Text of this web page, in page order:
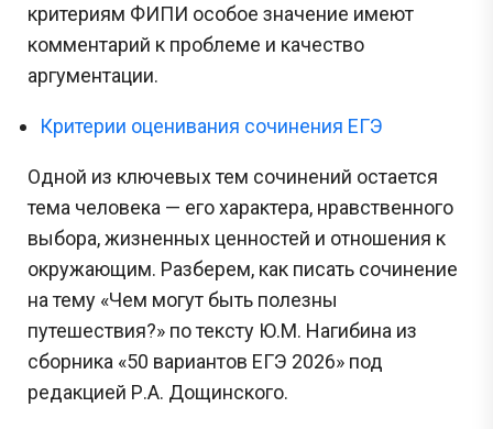
критериям ФИПИ особое значение имеют
комментарий к проблеме и качество
аргументации.
Критерии оценивания сочинения ЕГЭ
Одной из ключевых тем сочинений остается
тема человека — его характера, нравственного
выбора, жизненных ценностей и отношения к
окружающим. Разберем, как писать сочинение
на тему «Чем могут быть полезны
путешествия?» по тексту Ю.М. Нагибина из
сборника «50 вариантов ЕГЭ 2026» под
редакцией Р.А. Дощинского.